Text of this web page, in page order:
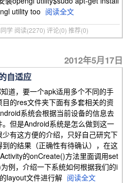
utility too 阅读全文
学 阅读(2270) 评论(0) 推荐(0)
2012年5月17日
自适应
道，要一个apk适用多个不同的手
的res文件夹下面有多套相关的资
系统会根据当前设备的信息去
但是Android系统是怎么做到这一
有这方便的介绍，只好自己研究下
的结果（正确性有待确认），在这
的onCreate()方法里面调用set
例，介绍一下系统如何根据我们的i
layout文件进行解 阅读全文